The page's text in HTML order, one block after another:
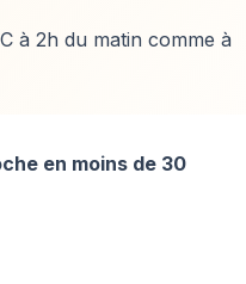
à 2h du matin comme à
en moins de 30